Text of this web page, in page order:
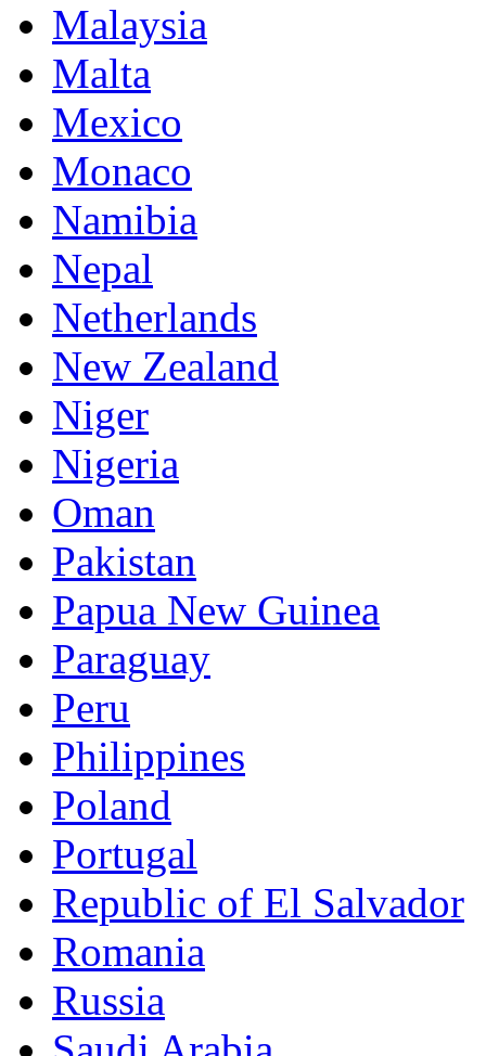
Malaysia
Malta
Mexico
Monaco
Namibia
Nepal
Netherlands
New Zealand
Niger
Nigeria
Oman
Pakistan
Papua New Guinea
Paraguay
Peru
Philippines
Poland
Portugal
Republic of El Salvador
Romania
Russia